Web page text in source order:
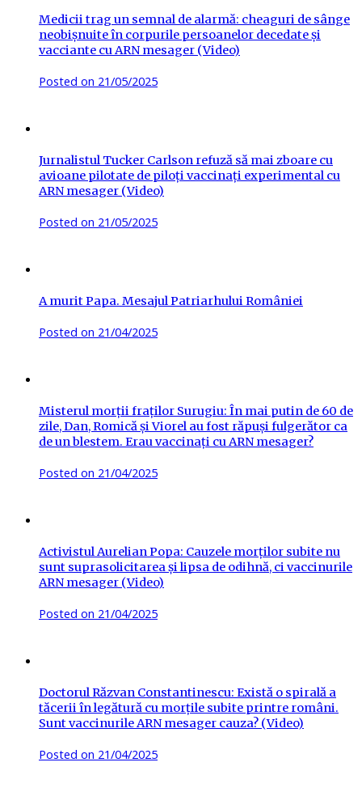
Medicii trag un semnal de alarmă: cheaguri de sânge
neobișnuite în corpurile persoanelor decedate și
vacciante cu ARN mesager (Video)
Posted on 21/05/2025
Jurnalistul Tucker Carlson refuză să mai zboare cu
avioane pilotate de piloți vaccinați experimental cu
ARN mesager (Video)
Posted on 21/05/2025
A murit Papa. Mesajul Patriarhului României
Posted on 21/04/2025
Misterul morții fraților Surugiu: În mai putin de 60 de
zile, Dan, Romică și Viorel au fost răpuși fulgerător ca
de un blestem. Erau vaccinați cu ARN mesager?
Posted on 21/04/2025
Activistul Aurelian Popa: Cauzele morților subite nu
sunt suprasolicitarea și lipsa de odihnă, ci vaccinurile
ARN mesager (Video)
Posted on 21/04/2025
Doctorul Răzvan Constantinescu: Există o spirală a
tăcerii în legătură cu morțile subite printre români.
Sunt vaccinurile ARN mesager cauza? (Video)
Posted on 21/04/2025